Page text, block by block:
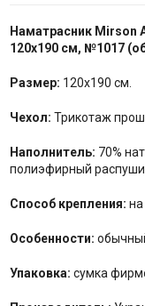
Наматрасник Mirson
120x190 см, №1017 (
Размер: 120x190 см.
Чехол: Трикотаж
Наполнитель: 70%
полиэфирный
Способ крепления: на
Особенности:
Упаковка: сумка